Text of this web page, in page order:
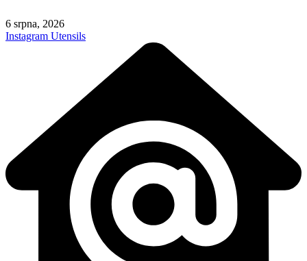
to
content
6 srpna, 2026
Instagram Utensils